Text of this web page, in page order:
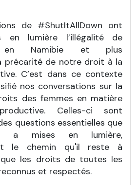
de #ShutItAllDown ont
en lumière l’illégalité de
en Namibie et plus
précarité de notre droit à la
C’est dans ce contexte
nos conversations sur la
des femmes en matière
Celles-ci sont
questions essentielles que
a mises en lumière,
le chemin qu'il reste à
les droits de toutes les
et respectés.